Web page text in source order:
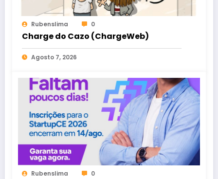
Rubenslima 0
Charge do Cazo (ChargeWeb)
Agosto 7, 2026
Rubenslima 0